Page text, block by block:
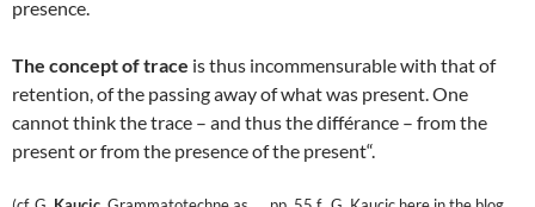
presence.
The concept of trace is thus incommensurable with that of
retention, of the passing away of what was present. One
cannot think the trace – and thus the différance – from the
present or from the presence of the present“.